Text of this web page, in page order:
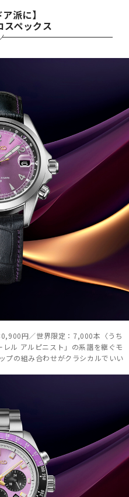
派に】
スペックス
円／世界限定：7,000本〈うち
ル アルピニスト」の系譜を継ぐモ
プの組み合わせがクラシカルでいい